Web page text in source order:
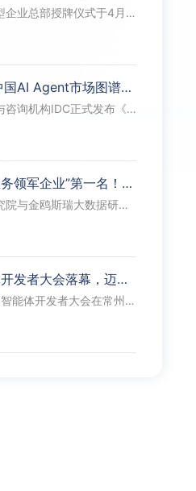
第三批上海市创新型企业总部授牌仪式于4月28日举行，上海市市长龚正出席并为44家创新型企业总部授牌，其中人工智能领域仅10家。迈富时Marketingforce（珍岛集团）凭借在AI领域的技术创新和应用成果，被授予“上海市创新型企业总部”。这一殊荣，是对公司坚持AI技术自研、推动国产化替代、引领产业数智化升级的高度肯定。
迈富时入选IDC中国AI Agent市场图谱三大模块：全栈企业级智能体实力获权威认可
全球知名市场研究与咨询机构IDC正式发布《IDC Market Glance：中国AI Agent市场概览，1Q26》，全面展现了中国AI Agent市场在技术跃迁、行业落地、商业模式及治理体系等方面的最新进展。
迈富时获“GEO服务领军企业”第一名！构建品牌在AI生态中的长期信任资产
在亚洲国际品牌研究院与金鸥斯瑞大数据研究院联合发布的《GEO服务领军企业榜TOP20》中，迈富时以97分综合评分位居第一。榜单基于央媒公开报道、行业监测数据与品牌评估体系综合评定。
2026全国智能体开发者大会落幕，迈富时与政产学研协同赋能AI智能体产业升级
1月4日，2026全国智能体开发者大会在常州盛大启幕。本次大会由中国人工智能学会主办，是学会推动人工智能技术扎根地方、赋能实体的重要举措。以AI Agent技术创新与产业落地为核心主线，汇聚政产学研用各方精英，搭建起前沿技术碰撞、实践经验分享、产业资源对接的高端平台，为我国智能体产业规模化发展筑牢生态支撑。